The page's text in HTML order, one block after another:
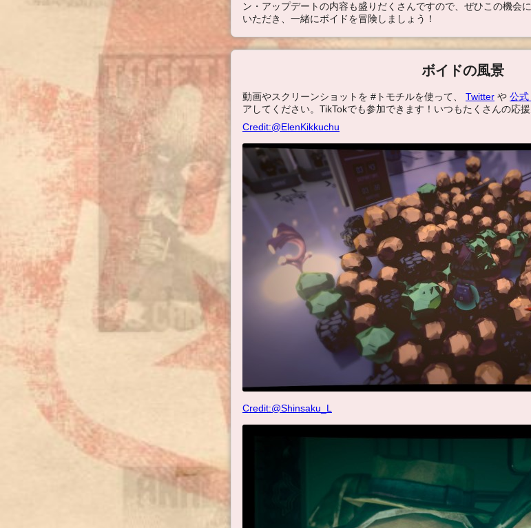
ン・アップデートの内容も盛りだくさんですので、ぜひこの機会
いただき、一緒にボイドを冒険しましょう！
ボイドの風景
動画やスクリーンショットを #トモチルを使って、 Twitter や 公式
アしてください。TikTokでも参加できます！いつもたくさんの応援
Credit:@ElenKikkuchu
Credit:@Shinsaku_L